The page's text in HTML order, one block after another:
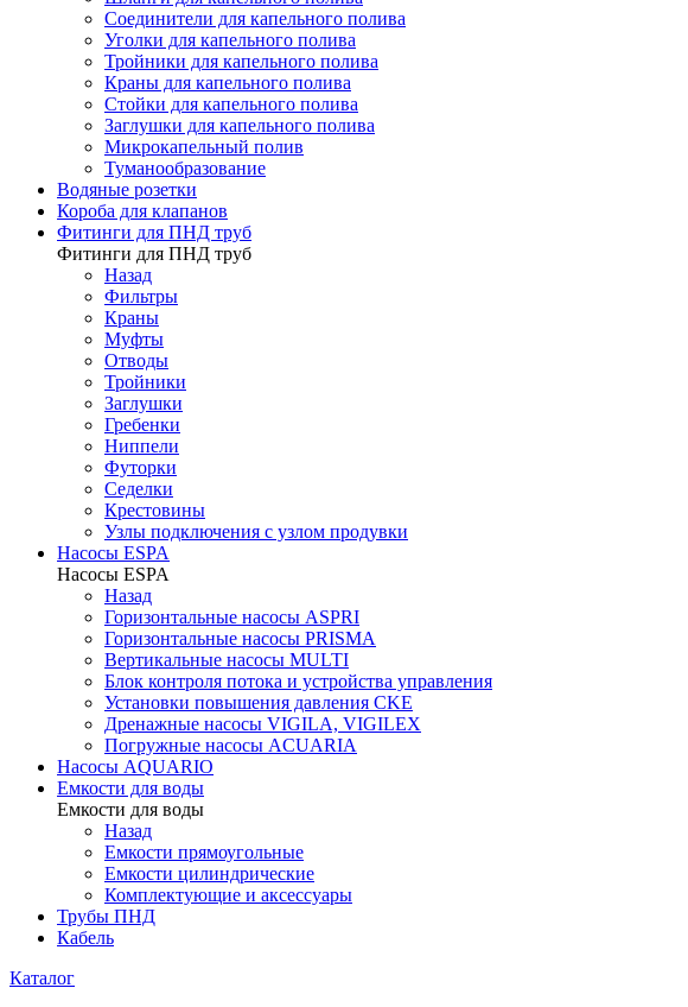
Соединители для капельного полива
Уголки для капельного полива
Тройники для капельного полива
Краны для капельного полива
Стойки для капельного полива
Заглушки для капельного полива
Микрокапельный полив
Туманообразование
Водяные розетки
Короба для клапанов
Фитинги для ПНД труб
Фитинги для ПНД труб
Назад
Фильтры
Краны
Муфты
Отводы
Тройники
Заглушки
Гребенки
Ниппели
Футорки
Седелки
Крестовины
Узлы подключения с узлом продувки
Насосы ESPA
Насосы ESPA
Назад
Горизонтальные насосы ASPRI
Горизонтальные насосы PRISMA
Вертикальные насосы MULTI
Блок контроля потока и устройства управления
Установки повышения давления CKE
Дренажные насосы VIGILA, VIGILEX
Погружные насосы ACUARIA
Насосы AQUARIO
Емкости для воды
Емкости для воды
Назад
Емкости прямоугольные
Емкости цилиндрические
Комплектующие и аксессуары
Трубы ПНД
Кабель
Каталог